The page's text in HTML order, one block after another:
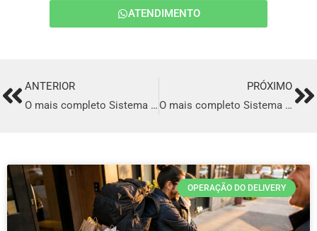
ATENDIMENTO
PrevANTERIOR
O mais completo Sistema para Delivery em Valparaíso de Goiás
PRÓXIMO
O mais completo Sistema para Delivery em Jaú
OPERAÇÃO DO DELIVERY